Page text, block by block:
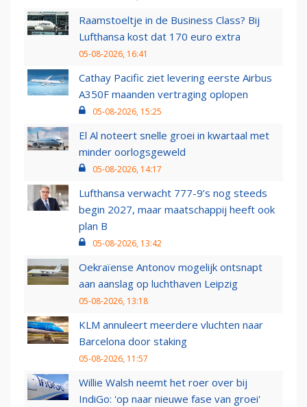
Raamstoeltje in de Business Class? Bij
Lufthansa kost dat 170 euro extra
05-08-2026, 16:41
Cathay Pacific ziet levering eerste Airbus
A350F maanden vertraging oplopen
05-08-2026, 15:25
El Al noteert snelle groei in kwartaal met
minder oorlogsgeweld
05-08-2026, 14:17
Lufthansa verwacht 777-9’s nog steeds
begin 2027, maar maatschappij heeft ook
plan B
05-08-2026, 13:42
Oekraïense Antonov mogelijk ontsnapt
aan aanslag op luchthaven Leipzig
05-08-2026, 13:18
KLM annuleert meerdere vluchten naar
Barcelona door staking
05-08-2026, 11:57
Willie Walsh neemt het roer over bij
IndiGo: 'op naar nieuwe fase van groei'